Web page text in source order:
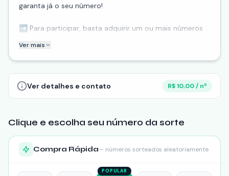
garanta já o seu número!
➡️ Para participar, basta adquirir um ou mais números
Ao participar, você não só concorre a um prêmio
incrível, mas também contribui para uma causa nobre /
evento especial (se aplicável). Cada número comprado
Ver mais
Ver detalhes e contato R$ 10,00 / nº
Clique e escolha seu número da sorte
Compra Rápida— números sorteados aleatoriamente
POPULAR